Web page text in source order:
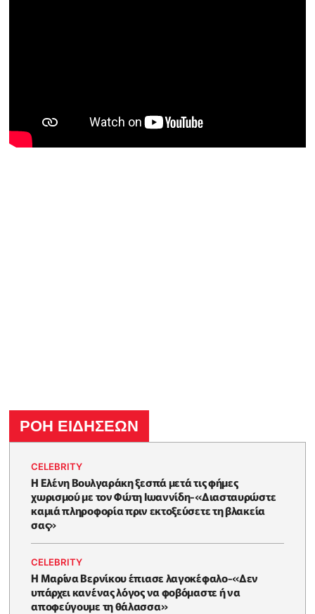
ΡΟΗ ΕΙΔΗΣΕΩΝ
CELEBRITY
Η Ελένη Βουλγαράκη ξεσπά μετά τις φήμες
χωρισμού με τον Φώτη Ιωαννίδη-«Διασταυρώστε
καμιά πληροφορία πριν εκτοξεύσετε τη βλακεία
σας»
CELEBRITY
Η Μαρίνα Βερνίκου έπιασε λαγοκέφαλο-«Δεν
υπάρχει κανένας λόγος να φοβόμαστε ή να
αποφεύγουμε τη θάλασσα»